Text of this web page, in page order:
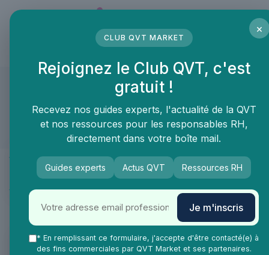
Groupe Merling torréfacteur
Popina Merling
Compte approuvé
Produits & services
Actualités
FAQ
×
CLUB QVT MARKET
Rejoignez le Club QVT, c'est
gratuit !
Recevez nos guides experts, l'actualité de la QVT
et nos ressources pour les responsables RH,
directement dans votre boîte mail.
Guides experts Actus QVT Ressources RH
Je m'inscris
* En remplissant ce formulaire, j'accepte d'être contacté(e) à
des fins commerciales par QVT Market et ses partenaires.
Panneau de gestion des cookies